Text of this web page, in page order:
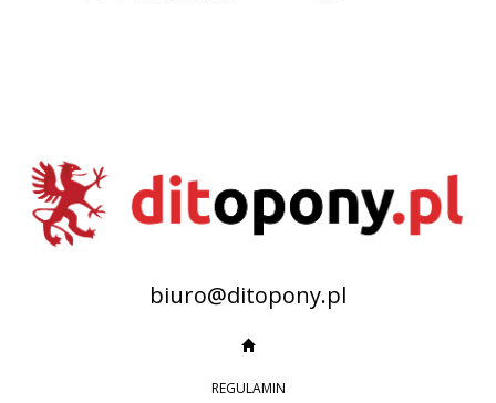
biuro@ditopony.pl
REGULAMIN